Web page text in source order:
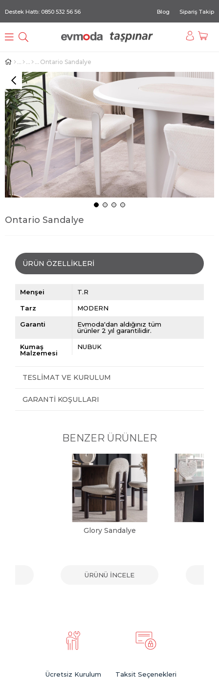
Destek Hattı: 0850 532 56 56 Blog Sipariş Takip
Ontario Sandalye
Ontario Sandalye
ÜRÜN ÖZELLIKLERI
Menşei T.R
Tarz MODERN
Garanti
Evmoda'dan aldığınız tüm
ürünler 2 yıl garantilidir.
Kumaş
Malzemesi
NUBUK
TESLIMAT VE KURULUM
GARANTI KOŞULLARI
BENZER ÜRÜNLER
Glory Sandalye
ÜRÜNÜ İNCELE
Ücretsiz Kurulum Taksit Seçenekleri